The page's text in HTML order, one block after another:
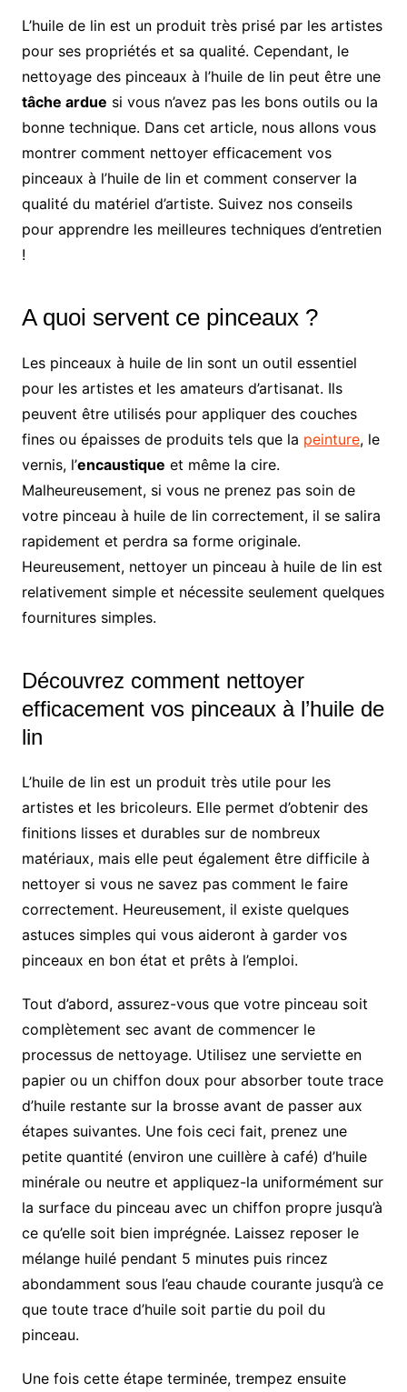
L’huile de lin est un produit très prisé par les artistes
pour ses propriétés et sa qualité. Cependant, le
nettoyage des pinceaux à l’huile de lin peut être une
tâche ardue si vous n’avez pas les bons outils ou la
bonne technique. Dans cet article, nous allons vous
montrer comment nettoyer efficacement vos
pinceaux à l’huile de lin et comment conserver la
qualité du matériel d’artiste. Suivez nos conseils
pour apprendre les meilleures techniques d’entretien
!
A quoi servent ce pinceaux ?
Les pinceaux à huile de lin sont un outil essentiel
pour les artistes et les amateurs d’artisanat. Ils
peuvent être utilisés pour appliquer des couches
fines ou épaisses de produits tels que la peinture, le
vernis, l’encaustique et même la cire.
Malheureusement, si vous ne prenez pas soin de
votre pinceau à huile de lin correctement, il se salira
rapidement et perdra sa forme originale.
Heureusement, nettoyer un pinceau à huile de lin est
relativement simple et nécessite seulement quelques
fournitures simples.
Découvrez comment nettoyer
efficacement vos pinceaux à l’huile de
lin
L’huile de lin est un produit très utile pour les
artistes et les bricoleurs. Elle permet d’obtenir des
finitions lisses et durables sur de nombreux
matériaux, mais elle peut également être difficile à
nettoyer si vous ne savez pas comment le faire
correctement. Heureusement, il existe quelques
astuces simples qui vous aideront à garder vos
pinceaux en bon état et prêts à l’emploi.
Tout d’abord, assurez-vous que votre pinceau soit
complètement sec avant de commencer le
processus de nettoyage. Utilisez une serviette en
papier ou un chiffon doux pour absorber toute trace
d’huile restante sur la brosse avant de passer aux
étapes suivantes. Une fois ceci fait, prenez une
petite quantité (environ une cuillère à café) d’huile
minérale ou neutre et appliquez-la uniformément sur
la surface du pinceau avec un chiffon propre jusqu’à
ce qu’elle soit bien imprégnée. Laissez reposer le
mélange huilé pendant 5 minutes puis rincez
abondamment sous l’eau chaude courante jusqu’à ce
que toute trace d’huile soit partie du poil du
pinceau.
Une fois cette étape terminée, trempez ensuite